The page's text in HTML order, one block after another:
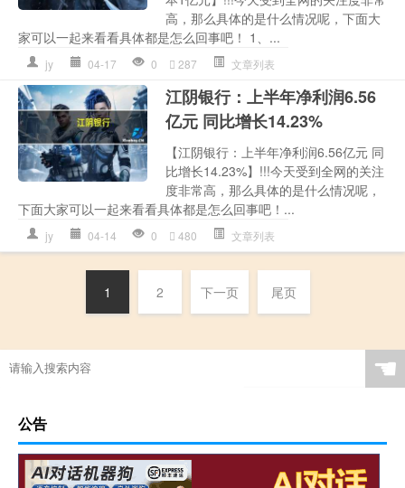
高，那么具体的是什么情况呢，下面大
家可以一起来看看具体都是怎么回事吧！ 1、...
jy 04-17 0 287 文章列表
江阴银行：上半年净利润6.56
亿元 同比增长14.23%
【江阴银行：上半年净利润6.56亿元 同
比增长14.23%】!!!今天受到全网的关注
度非常高，那么具体的是什么情况呢，
下面大家可以一起来看看具体都是怎么回事吧！...
jy 04-14 0 480 文章列表
1 2 下一页 尾页
☚
公告